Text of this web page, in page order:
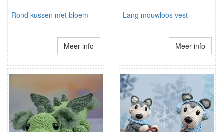
Rond kussen met bloem
Meer info
Lang mouwloos vest
Meer info